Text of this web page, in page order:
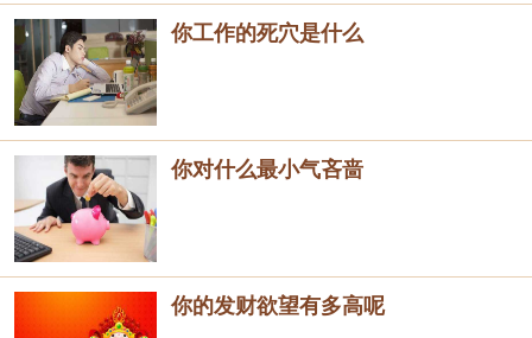
你工作的死穴是什么
你对什么最小气吝啬
你的发财欲望有多高呢